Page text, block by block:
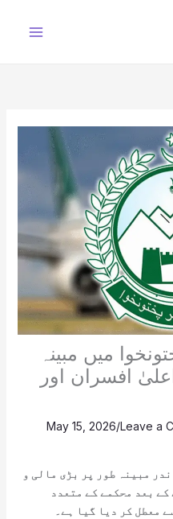
میں مبینہ
افسران اور
Leave a
/
May 15, 2026
مبینہ طور پر بڑی مالی و
بعد محکمے کے متعدد
معطل کر دیا گیا ہے۔